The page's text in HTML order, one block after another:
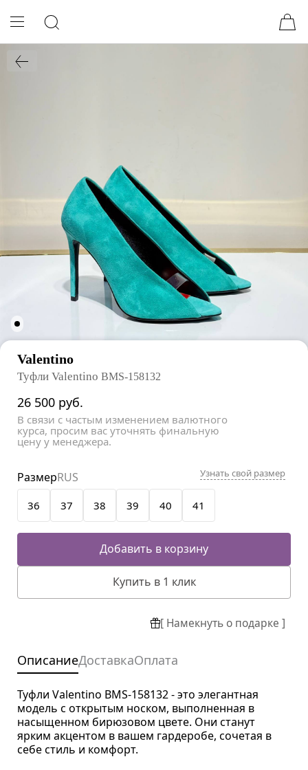
Valentino
Туфли Valentino BMS-158132
26 500 руб.
В связи с частым изменением валютного
курса, просим вас уточнять финальную
цену у менеджера.
36 37 38 39 40 41
РазмерRUS Узнать свой размер
Добавить в корзину
Купить в 1 клик
[ Намекнуть о подарке ]
ОписаниеДоставкаОплата
Туфли Valentino BMS-158132 - это элегантная
модель с открытым носком, выполненная в
насыщенном бирюзовом цвете. Они станут
ярким акцентом в вашем гардеробе, сочетая в
себе стиль и комфорт.